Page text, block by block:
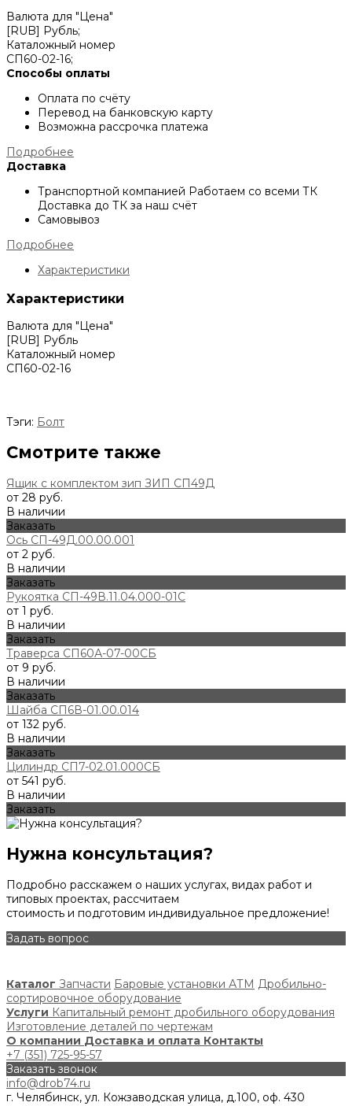
Валюта для "Цена"
[RUB] Рубль;
Каталожный номер
СП60-02-16;
Способы оплаты
Оплата по счёту
Перевод на банковскую карту
Возможна рассрочка платежа
Подробнее
Доставка
Транспортной компанией Работаем со всеми ТК
Доставка до ТК за наш счёт
Самовывоз
Подробнее
Характеристики
Характеристики
Валюта для "Цена"
[RUB] Рубль
Каталожный номер
СП60-02-16
Тэги: Болт
Смотрите также
Ящик с комплектом зип ЗИП СП49Д
от 28 руб.
В наличии
Заказать
Ось СП-49Д.00.00.001
от 2 руб.
В наличии
Заказать
Рукоятка СП-49В.11.04.000-01С
от 1 руб.
В наличии
Заказать
Траверса СП60А-07-00СБ
от 9 руб.
В наличии
Заказать
Шайба СП6В-01.00.014
от 132 руб.
В наличии
Заказать
Цилиндр СП7-02.01.000СБ
от 541 руб.
В наличии
Заказать
Нужна консультация?
Подробно расскажем о наших услугах, видах работ и
типовых проектах, рассчитаем
стоимость и подготовим индивидуальное предложение!
Задать вопрос
Каталог Запчасти Баровые установки АТМ Дробильно-
сортировочное оборудование
Услуги Капитальный ремонт дробильного оборудования
Изготовление деталей по чертежам
О компании Доставка и оплата Контакты
+7 (351) 725-95-57
Заказать звонок
info@drob74.ru
г. Челябинск, ул. Кожзаводская улица, д.100, оф. 430